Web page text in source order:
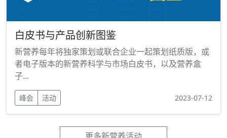
白皮书与产品创新图鉴
新营养每年将独家策划或联合企业一起策划纸质版，或
者电子版本的新营养科学与市场白皮书，以及营养盒
子...
峰会 活动 2023-07-12